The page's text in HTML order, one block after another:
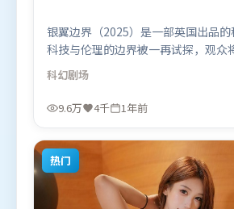
银翼边界（2025）是一部英国出品的
科技与伦理的边界被一再试探，观众
历道德震荡。动作场面设计讲究空间
分同样扎实耐嚼。由徐克执导，咏梅
渤，梁朝伟、汤唯、古天乐等联袂出
幻题材的观众观看。
科幻剧场
9.6万 4千 1年前
热门